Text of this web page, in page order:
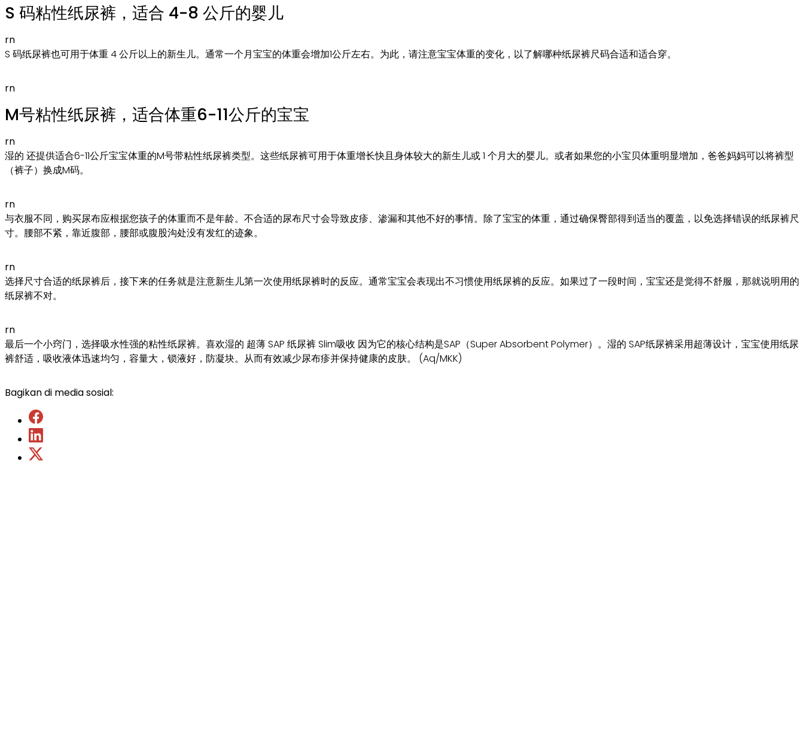
S 码粘性纸尿裤，适合 4-8 公斤的婴儿
rn
S 码纸尿裤也可用于体重 4 公斤以上的新生儿。通常一个月宝宝的体重会增加1公斤左右。为此，请注意宝宝体重的变化，以了解哪种纸尿裤尺码合适和适合穿。
rn
M号粘性纸尿裤，适合体重6-11公斤的宝宝
rn
湿的 还提供适合6-11公斤宝宝体重的M号带粘性纸尿裤类型。这些纸尿裤可用于体重增长快且身体较大的新生儿或 1 个月大的婴儿。或者如果您的小宝贝体重明显增加，爸爸妈妈可以将裤型
（裤子）换成M码。
rn
与衣服不同，购买尿布应根据您孩子的体重而不是年龄。不合适的尿布尺寸会导致皮疹、渗漏和其他不好的事情。除了宝宝的体重，通过确保臀部得到适当的覆盖，以免选择错误的纸尿裤尺
寸。腰部不紧，靠近腹部，腰部或腹股沟处没有发红的迹象。
rn
选择尺寸合适的纸尿裤后，接下来的任务就是注意新生儿第一次使用纸尿裤时的反应。通常宝宝会表现出不习惯使用纸尿裤的反应。如果过了一段时间，宝宝还是觉得不舒服，那就说明用的
纸尿裤不对。
rn
最后一个小窍门，选择吸水性强的粘性纸尿裤。喜欢湿的 超薄 SAP 纸尿裤 Slim吸收 因为它的核心结构是SAP（Super Absorbent Polymer）。湿的 SAP纸尿裤采用超薄设计，宝宝使用纸尿
裤舒适，吸收液体迅速均匀，容量大，锁液好，防凝块。从而有效减少尿布疹并保持健康的皮肤。 (Aq/MKK)
Bagikan di media sosial: